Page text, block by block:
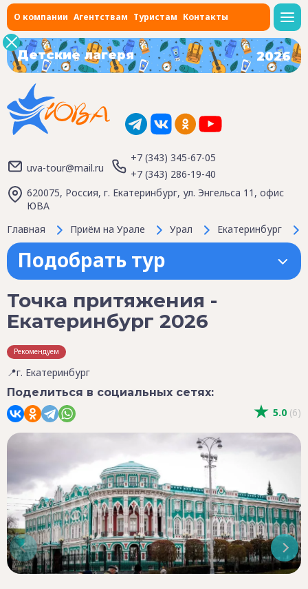
О компании Агентствам Туристам Контакты
Детские лагеря 2026
uva-tour@mail.ru
+7 (343) 345-67-05
+7 (343) 286-19-40
620075, Россия, г. Екатеринбург, ул. Энгельса 11, офис
ЮВА
Главная
Приём на Урале Урал Екатеринбург
Подобрать тур
Точка притяжения -
Екатеринбург 2026
📍г. Екатеринбург
Рекомендуем
Поделиться в социальных сетях:
5.0 (6)